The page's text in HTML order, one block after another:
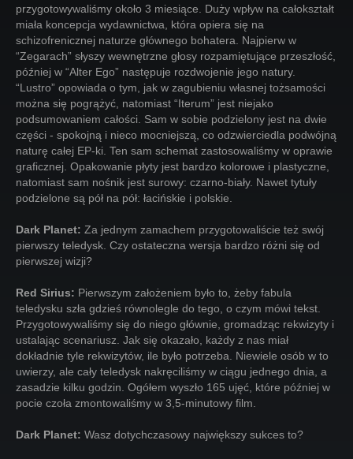
przygotowywaliśmy około 3 miesiące. Duży wpływ na całokształt
miała koncepcja wydawnictwa, która opiera się na
schizofrenicznej naturze głównego bohatera. Najpierw w
“Zegarach” słyszy wewnętrzne głosy rozpamiętujące przeszłość,
później w “Alter Ego” następuje rozdwojenie jego natury.
“Lustro” opowiada o tym, jak w zagubieniu własnej tożsamości
można się pogrążyć, natomiast “Iterum” jest niejako
podsumowaniem całości. Sam w sobie podzielony jest na dwie
części - spokojną i nieco mocniejszą, co odzwierciedla podwójną
naturę całej EP-ki. Ten sam schemat zastosowaliśmy w oprawie
graficznej. Opakowanie płyty jest bardzo kolorowe i plastyczne,
natomiast sam nośnik jest surowy: czarno-biały. Nawet tytuły
podzielone są pół na pół: łacińskie i polskie.
Dark Planet: Za jednym zamachem przygotowaliście też swój
pierwszy teledysk. Czy ostateczna wersja bardzo różni się od
pierwszej wizji?
Red Sirius: Pierwszym założeniem było to, żeby fabula
teledysku szła gdzieś równolegle do tego, o czym mówi tekst.
Przygotowywaliśmy się do niego głównie, gromadząc rekwizyty i
ustalając scenariusz. Jak się okazało, każdy z nas miał
dokładnie tyle rekwizytów, ile było potrzeba. Niewiele osób w to
uwierzy, ale cały teledysk nakręciliśmy w ciągu jednego dnia, a
zasadzie kilku godzin. Ogółem wyszło 165 ujęć, które później w
pocie czoła zmontowaliśmy w 3,5-minutowy film.
Dark Planet: Wasz dotychczasowy największy sukces to?